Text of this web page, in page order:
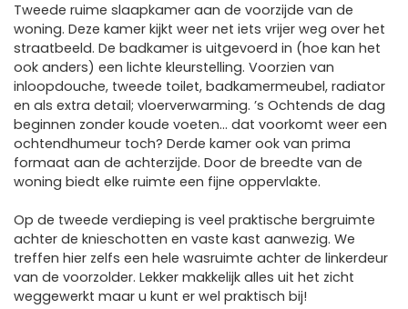
Tweede ruime slaapkamer aan de voorzijde van de
woning. Deze kamer kijkt weer net iets vrijer weg over het
straatbeeld. De badkamer is uitgevoerd in (hoe kan het
ook anders) een lichte kleurstelling. Voorzien van
inloopdouche, tweede toilet, badkamermeubel, radiator
en als extra detail; vloerverwarming. ’s Ochtends de dag
beginnen zonder koude voeten… dat voorkomt weer een
ochtendhumeur toch? Derde kamer ook van prima
formaat aan de achterzijde. Door de breedte van de
woning biedt elke ruimte een fijne oppervlakte.
Op de tweede verdieping is veel praktische bergruimte
achter de knieschotten en vaste kast aanwezig. We
treffen hier zelfs een hele wasruimte achter de linkerdeur
van de voorzolder. Lekker makkelijk alles uit het zicht
weggewerkt maar u kunt er wel praktisch bij!